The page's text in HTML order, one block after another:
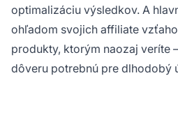
optimalizáciu výsledkov. A
ohľadom svojich affiliate
produkty, ktorým naozaj veríte
dôveru potrebnú pre dlhodobý